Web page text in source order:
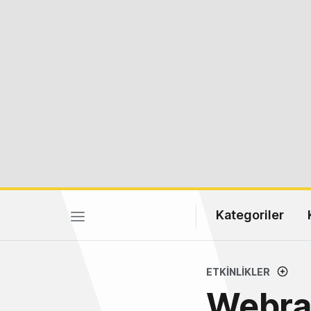
Kategoriler
ETKINLIKLER